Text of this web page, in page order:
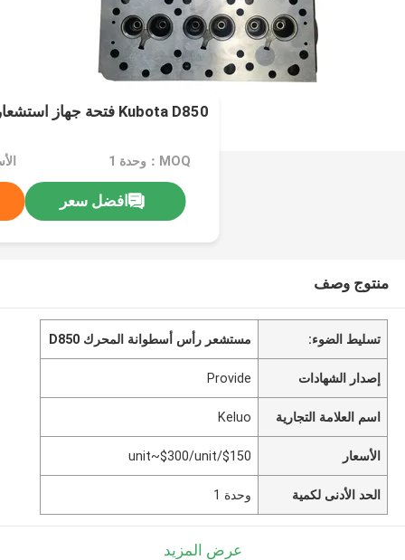
Kubota D850 فتحة جهاز استشعار رأس الاسطوانة
MOQ：وحدة 1
افضل سعر
منتوج وصف
تسليط الضوء: مستشعر رأس أسطوانة المحرك D850
إصدار الشهادات Provide
اسم العلامة التجارية Keluo
الأسعار $150/unit~$300/unit
الحد الأدنى لكمية وحدة 1
عرض المزيد